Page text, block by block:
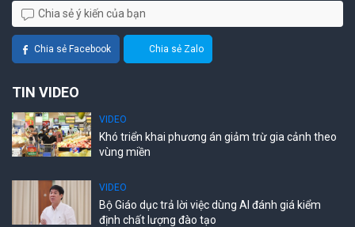
Chia sẻ ý kiến của bạn
Chia sẻ Facebook Chia sẻ Zalo
TIN VIDEO
VIDEO
Khó triển khai phương án giảm trừ gia cảnh theo
vùng miền
VIDEO
Bộ Giáo dục trả lời việc dùng AI đánh giá kiểm
định chất lượng đào tạo